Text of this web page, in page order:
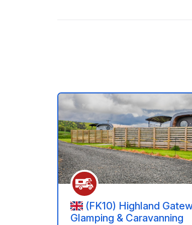
(FK10) Highland
Glamping & Caravanning